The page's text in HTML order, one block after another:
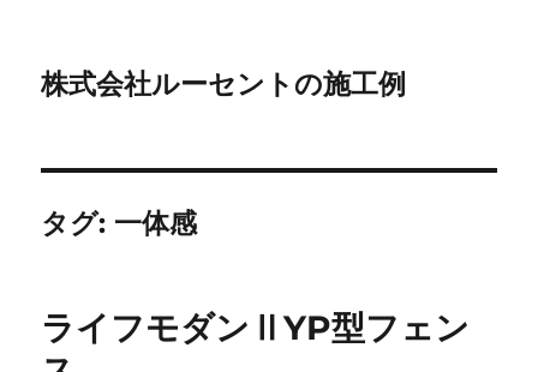
株式会社ルーセントの施工例
タグ: 一体感
ライフモダンⅡYP型フェン